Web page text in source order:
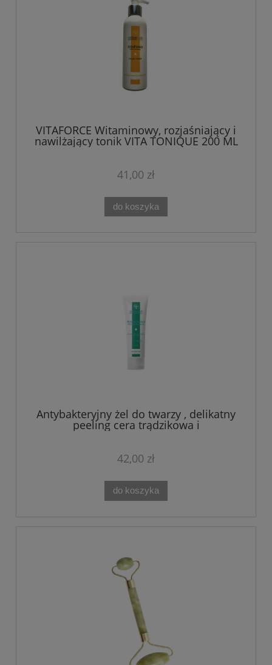
VITAFORCE Witaminowy, rozjaśniający i
nawilżający tonik VITA TONIQUE 200 ML
41,00 zł
do koszyka
Antybakteryjny żel do twarzy , delikatny
peeling cera trądzikowa i
problematyczna Acne-Logique Theo
42,00 zł
do koszyka